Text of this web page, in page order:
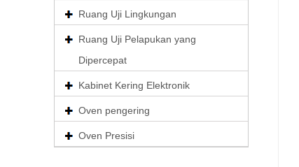
Ruang Uji Lingkungan
Ruang Uji Pelapukan yang
Dipercepat
Kabinet Kering Elektronik
Oven pengering
Oven Presisi